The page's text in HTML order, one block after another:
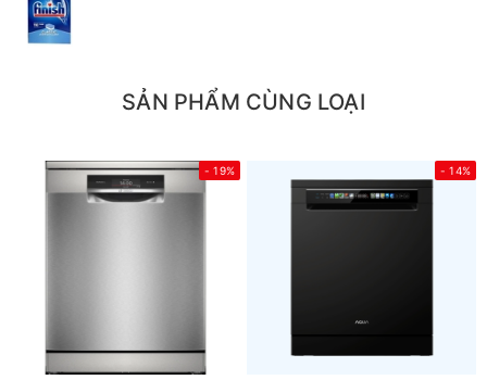
SẢN PHẨM CÙNG LOẠI
- 19% - 14%